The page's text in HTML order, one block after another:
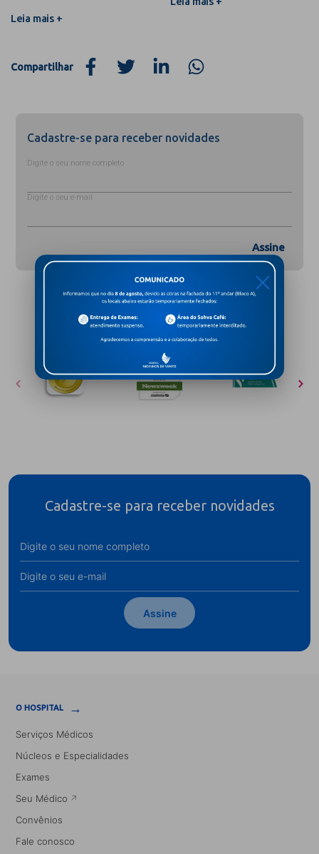
Leia mais +
Compartilhar
Cadastre-se para receber novidades
Digite o seu nome completo
Digite o seu e-mail
Assine
Cadastre-se para receber novidades
Assine
O HOSPITAL →
Serviços Médicos
Núcleos e Especialidades
Exames
Seu Médico
Convênios
Fale conosco
X